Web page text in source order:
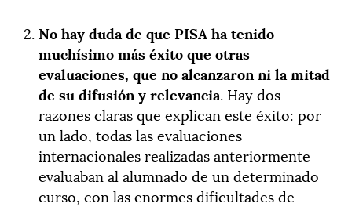
No hay duda de que PISA ha tenido
muchísimo más éxito que otras
evaluaciones, que no alcanzaron ni la mitad
de su difusión y relevancia. Hay dos
razones claras que explican este éxito: por
un lado, todas las evaluaciones
internacionales realizadas anteriormente
evaluaban al alumnado de un determinado
curso, con las enormes dificultades de